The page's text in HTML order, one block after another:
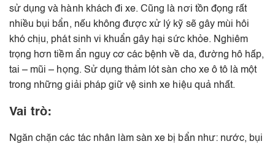
sử dụng và hành khách đi xe. Cũng là nơi tồn đọng rất
nhiều bụi bẩn, nếu không được xử lý kỹ sẽ gây mùi hôi
khó chịu, phát sinh vi khuẩn gây hại sức khỏe. Nghiêm
trọng hơn tiềm ẩn nguy cơ các bệnh về da, đường hô hấp,
tai – mũi – họng. Sử dụng thảm lót sàn cho xe ô tô là một
trong những giải pháp giữ vệ sinh xe hiệu quả nhất.
Vai trò:
Ngăn chặn các tác nhân làm sàn xe bị bẩn như: nước, bụi